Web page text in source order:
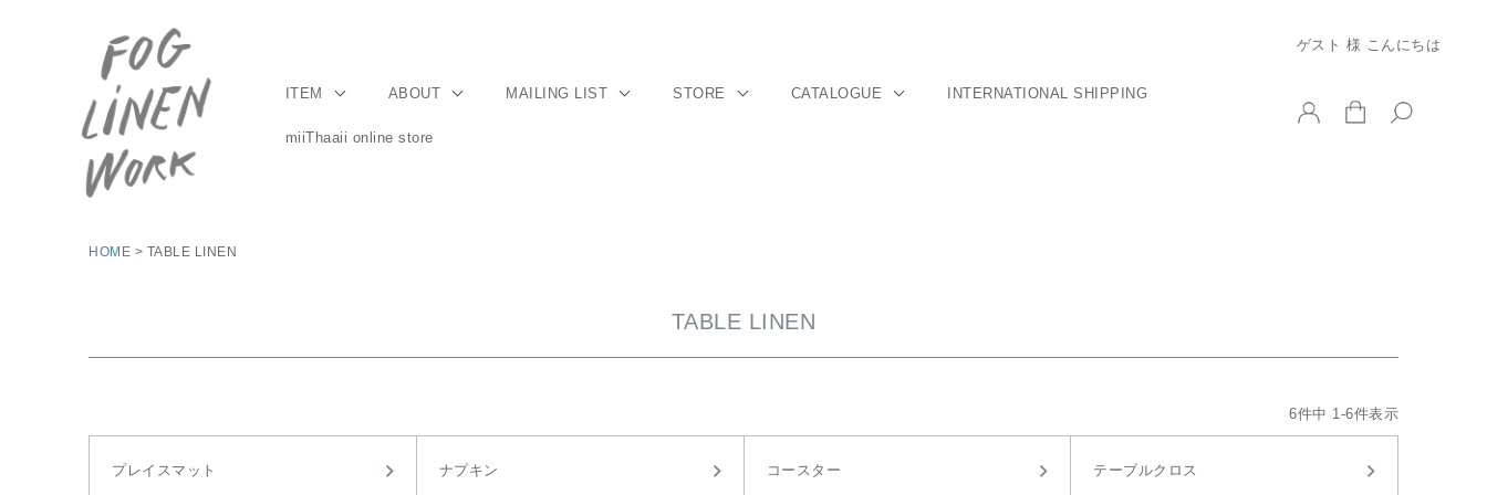
ITEM ABOUT MAILING LIST STORE CATALOGUE INTERNATIONAL SHIPPING
miiThaaii online store
ゲスト 様 こんにちは
HOME TABLE LINEN
TABLE LINEN
6件中 1-6件表示
プレイスマット ナプキン コースター テーブルクロス